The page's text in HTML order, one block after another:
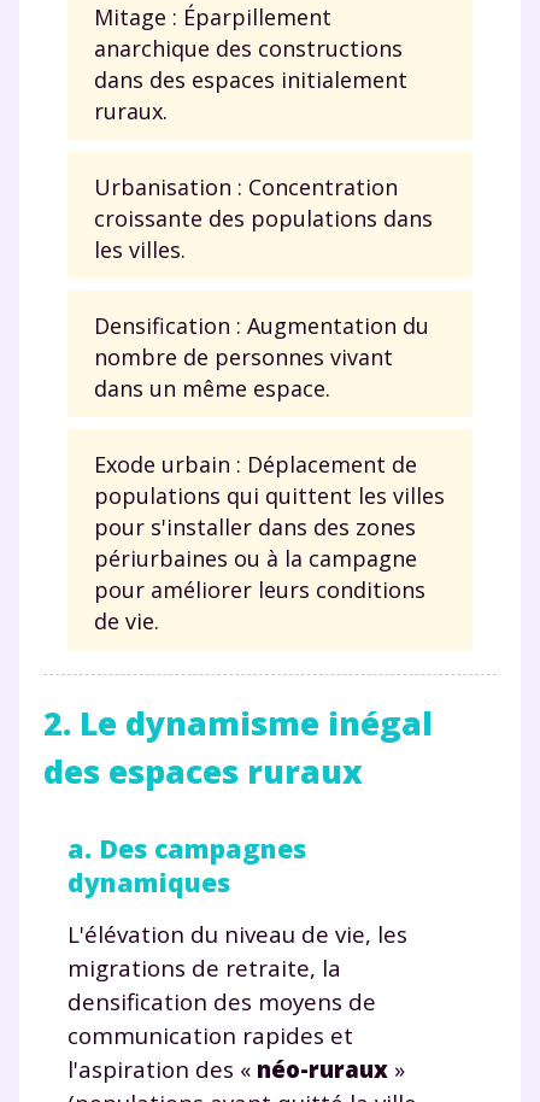
Mitage : Éparpillement
anarchique des constructions
dans des espaces initialement
ruraux.
Urbanisation : Concentration
croissante des populations dans
les villes.
Densification : Augmentation du
nombre de personnes vivant
dans un même espace.
Exode urbain : Déplacement de
populations qui quittent les villes
pour s'installer dans des zones
périurbaines ou à la campagne
pour améliorer leurs conditions
de vie.
2. Le dynamisme inégal
des espaces ruraux
a. Des campagnes
dynamiques
L'élévation du niveau de vie, les
migrations de retraite, la
densification des moyens de
communication rapides et
l'aspiration des « néo-ruraux »